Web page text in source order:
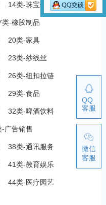
14类-珠宝钟表
类-橡胶制品
20类-家具
23类-纱线丝
26类-纽扣拉链
29类-食品
32类-啤酒饮料
-广告销售
38类-通讯服务
41类-教育娱乐
44类-医疗园艺
QQ
客服
微信
客服